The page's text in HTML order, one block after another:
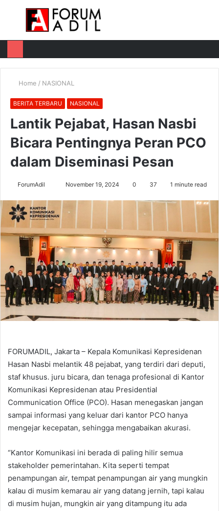
Menu
Home / NASIONAL
BERITA TERBARU NASIONAL
Lantik Pejabat, Hasan Nasbi
Bicara Pentingnya Peran PCO
dalam Diseminasi Pesan
ForumAdil November 19, 2024 0 37 1 minute read
FORUMADIL, Jakarta – Kepala Komunikasi Kepresidenan
Hasan Nasbi melantik 48 pejabat, yang terdiri dari deputi,
staf khusus. juru bicara, dan tenaga profesional di Kantor
Komunikasi Kepresidenan atau Presidential
Communication Office (PCO). Hasan menegaskan jangan
sampai informasi yang keluar dari kantor PCO hanya
mengejar kecepatan, sehingga mengabaikan akurasi.
“Kantor Komunikasi ini berada di paling hilir semua
stakeholder pemerintahan. Kita seperti tempat
penampungan air, tempat penampungan air yang mungkin
kalau di musim kemarau air yang datang jernih, tapi kalau
di musim hujan, mungkin air yang ditampung itu ada